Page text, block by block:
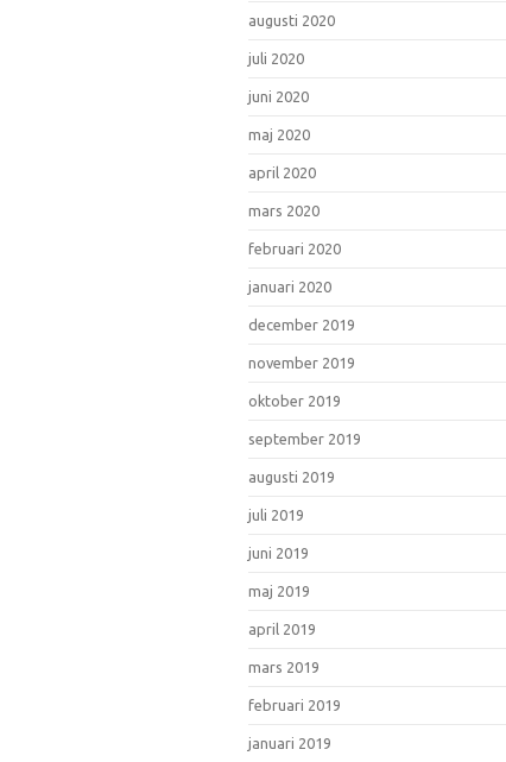
augusti 2020
juli 2020
juni 2020
maj 2020
april 2020
mars 2020
februari 2020
januari 2020
december 2019
november 2019
oktober 2019
september 2019
augusti 2019
juli 2019
juni 2019
maj 2019
april 2019
mars 2019
februari 2019
januari 2019